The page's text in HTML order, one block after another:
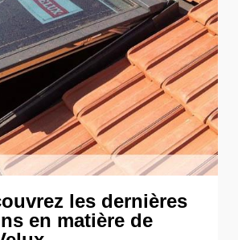
les dernières
en matière de